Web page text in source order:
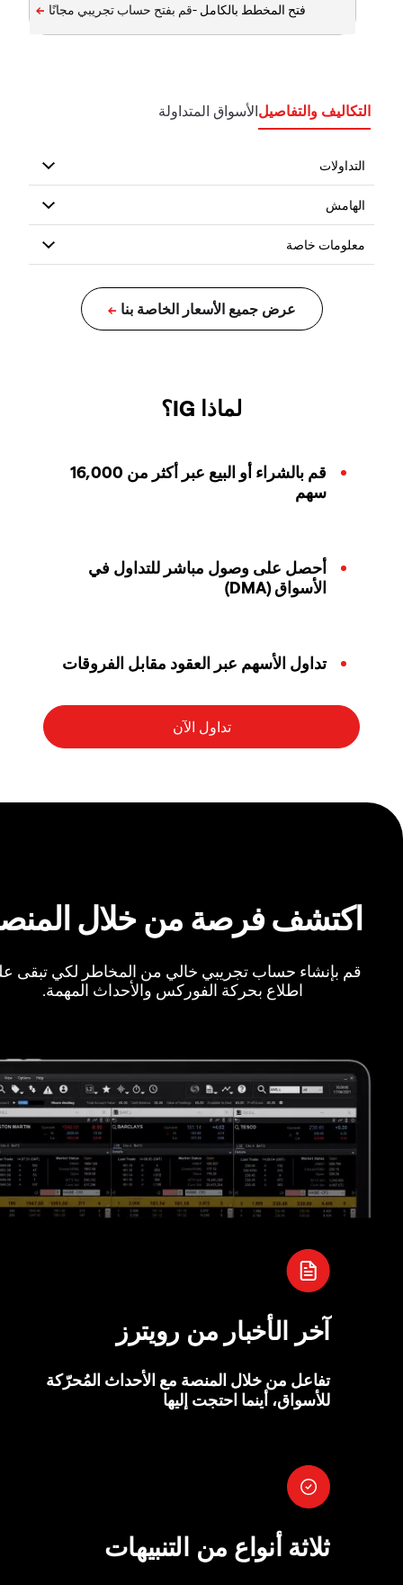
فتح المخطط بالكامل -
التكاليف والتفاصيلالأسواق المتداولة
لماذا IG؟
قم بالشراء أو البيع عبر أكثر من 16,000
سهم
أحصل على وصول مباشر للتداول في
الأسواق (DMA)
تداول الأسهم عبر العقود مقابل الفروقات
اكتشف فرصة من خلال
قم بإنشاء حساب تجريبي خالي من المخاطر لكي تبقى
اطلاع بحركة الفوركس والأحداث المهمة.
آخر الأخبار من رويترز
تفاعل من خلال المنصة مع الأحداث المُحرّكة
للأسواق، أينما احتجت إليها
ثلاثة أنواع من التنبيهات